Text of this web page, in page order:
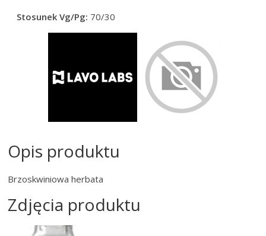
Stosunek Vg/Pg: 70/30
Opis produktu
Brzoskwiniowa herbata
Zdjęcia produktu